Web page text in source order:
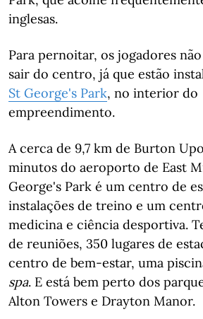
inglesas.
Para pernoitar, os jogadores
sair do centro, já que estão
St George's Park, no interior do
empreendimento.
A cerca de 9,7 km de Burton
minutos do aeroporto de East
George's Park é um centro de
instalações de treino e um
medicina e ciência desportiva.
de reuniões, 350 lugares de
centro de bem-estar, uma
spa. E está bem perto dos
Alton Towers e Drayton Manor.